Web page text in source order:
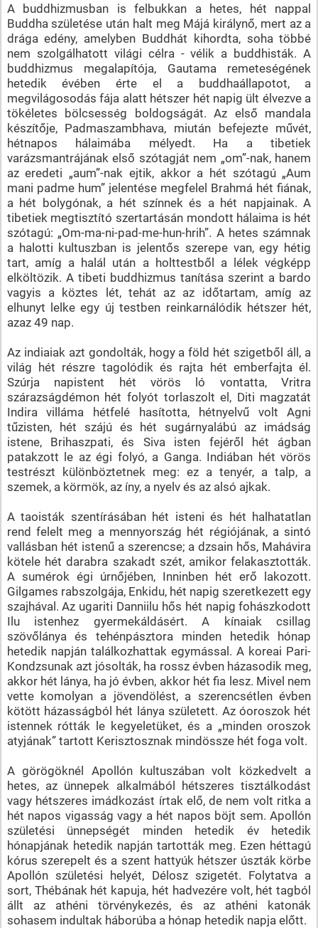
A buddhizmusban is felbukkan a hetes, hét nappal
Buddha születése után halt meg Májá királynő, mert az a
drága edény, amelyben Buddhát kihordta, soha többé
nem szolgálhatott világi célra - vélik a buddhisták. A
buddhizmus megalapítója, Gautama remeteségének
hetedik évében érte el a buddhaállapotot, a
megvilágosodás fája alatt hétszer hét napig ült élvezve a
tökéletes bölcsesség boldogságát. Az első mandala
készítője, Padmaszambhava, miután befejezte művét,
hétnapos hálaimába mélyedt. Ha a tibetiek
varázsmantrájának első szótagját nem „om”-nak, hanem
az eredeti „aum”-nak ejtik, akkor a hét szótagú „Aum
mani padme hum” jelentése megfelel Brahmá hét fiának,
a hét bolygónak, a hét színnek és a hét napjainak. A
tibetiek megtisztító szertartásán mondott hálaima is hét
szótagú: „Om-ma-ni-pad-me-hun-hrih”. A hetes számnak
a halotti kultuszban is jelentős szerepe van, egy hétig
tart, amíg a halál után a holttestből a lélek végképp
elköltözik. A tibeti buddhizmus tanítása szerint a bardo
vagyis a köztes lét, tehát az az időtartam, amíg az
elhunyt lelke egy új testben reinkarnálódik hétszer hét,
azaz 49 nap.
Az indiaiak azt gondolták, hogy a föld hét szigetből áll, a
világ hét részre tagolódik és rajta hét emberfajta él.
Szúrja napistent hét vörös ló vontatta, Vritra
szárazságdémon hét folyót torlaszolt el, Diti magzatát
Indira villáma hétfelé hasította, hétnyelvű volt Agni
tűzisten, hét szájú és hét sugárnyalábú az imádság
istene, Brihaszpati, és Siva isten fejéről hét ágban
patakzott le az égi folyó, a Ganga. Indiában hét vörös
testrészt különböztetnek meg: ez a tenyér, a talp, a
szemek, a körmök, az íny, a nyelv és az alsó ajkak.
A taoisták szentírásában hét isteni és hét halhatatlan
rend felelt meg a mennyország hét régiójának, a sintó
vallásban hét istenű a szerencse; a dzsain hős, Mahávira
kötele hét darabra szakadt szét, amikor felakasztották.
A sumérok égi úrnőjében, Inninben hét erő lakozott.
Gilgames rabszolgája, Enkidu, hét napig szeretkezett egy
szajhával. Az ugariti Danniilu hős hét napig fohászkodott
Ilu istenhez gyermekáldásért. A kínaiak csillag
szövőlánya és tehénpásztora minden hetedik hónap
hetedik napján találkozhattak egymással. A koreai Pari-
Kondzsunak azt jósolták, ha rossz évben házasodik meg,
akkor hét lánya, ha jó évben, akkor hét fia lesz. Mivel nem
vette komolyan a jövendölést, a szerencsétlen évben
kötött házasságból hét lánya született. Az óoroszok hét
istennek rótták le kegyeletüket, és a „minden oroszok
atyjának” tartott Kerisztosznak mindössze hét foga volt.
A görögöknél Apollón kultuszában volt közkedvelt a
hetes, az ünnepek alkalmából hétszeres tisztálkodást
vagy hétszeres imádkozást írtak elő, de nem volt ritka a
hét napos vigasság vagy a hét napos böjt sem. Apollón
születési ünnepségét minden hetedik év hetedik
hónapjának hetedik napján tartották meg. Ezen héttagú
kórus szerepelt és a szent hattyúk hétszer úszták körbe
Apollón születési helyét, Délosz szigetét. Folytatva a
sort, Thébának hét kapuja, hét hadvezére volt, hét tagból
állt az athéni törvénykezés, és az athéni katonák
sohasem indultak háborúba a hónap hetedik napja előtt.